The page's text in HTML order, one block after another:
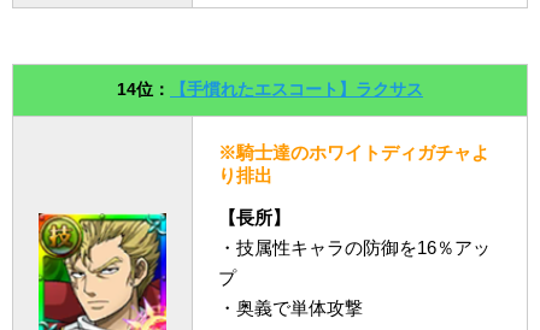
14位： 【手慣れたエスコート】ラクサス
※騎士達のホワイトディガチャよ
り排出
【長所】
・技属性キャラの防御を16％アッ
プ
・奥義で単体攻撃